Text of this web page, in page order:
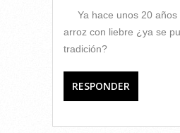
Ya hace unos 20
arroz con liebre ¿ya se
tradición?
RESPONDER